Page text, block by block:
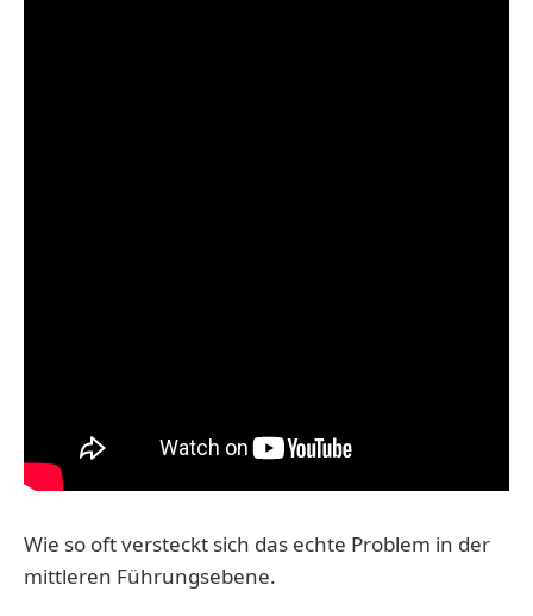
Wie so oft versteckt sich das echte Problem in der
mittleren Führungsebene.